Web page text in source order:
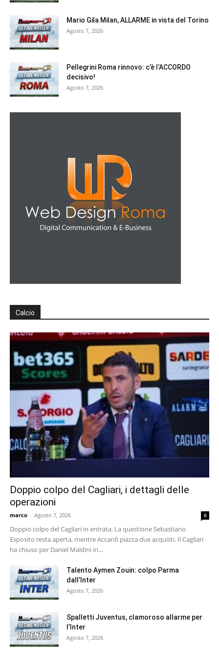
Mario Gila Milan, ALLARME in vista del Torino
Agosto 7, 2026
Pellegrini Roma rinnovo: c’è l’ACCORDO
decisivo!
Agosto 7, 2026
Calcio
Doppio colpo del Cagliari, i dettagli delle
operazioni
marco - Agosto 7, 2026 0
Doppio colpo del Cagliari in entrata. La questione Sebastiano
Esposito resta aperta, mentre Accardi piazza due acquisti. Il Cagliari
ha chiuso per Daniel Maldini in...
Talento Aymen Zouin: colpo Parma
dall’Inter
Agosto 7, 2026
Spalletti Juventus, clamoroso allarme per
l’Inter
Agosto 7, 2026